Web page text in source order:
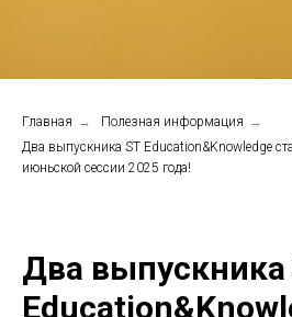
Главная → Полезная информация →
Два выпускника ST Education&Knowledge
июньской сессии 2025 года!
Два выпускника